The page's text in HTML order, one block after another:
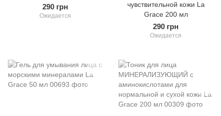
290 грн
Ожидается
чувствительной кожи La
Grace 200 мл
290 грн
Ожидается